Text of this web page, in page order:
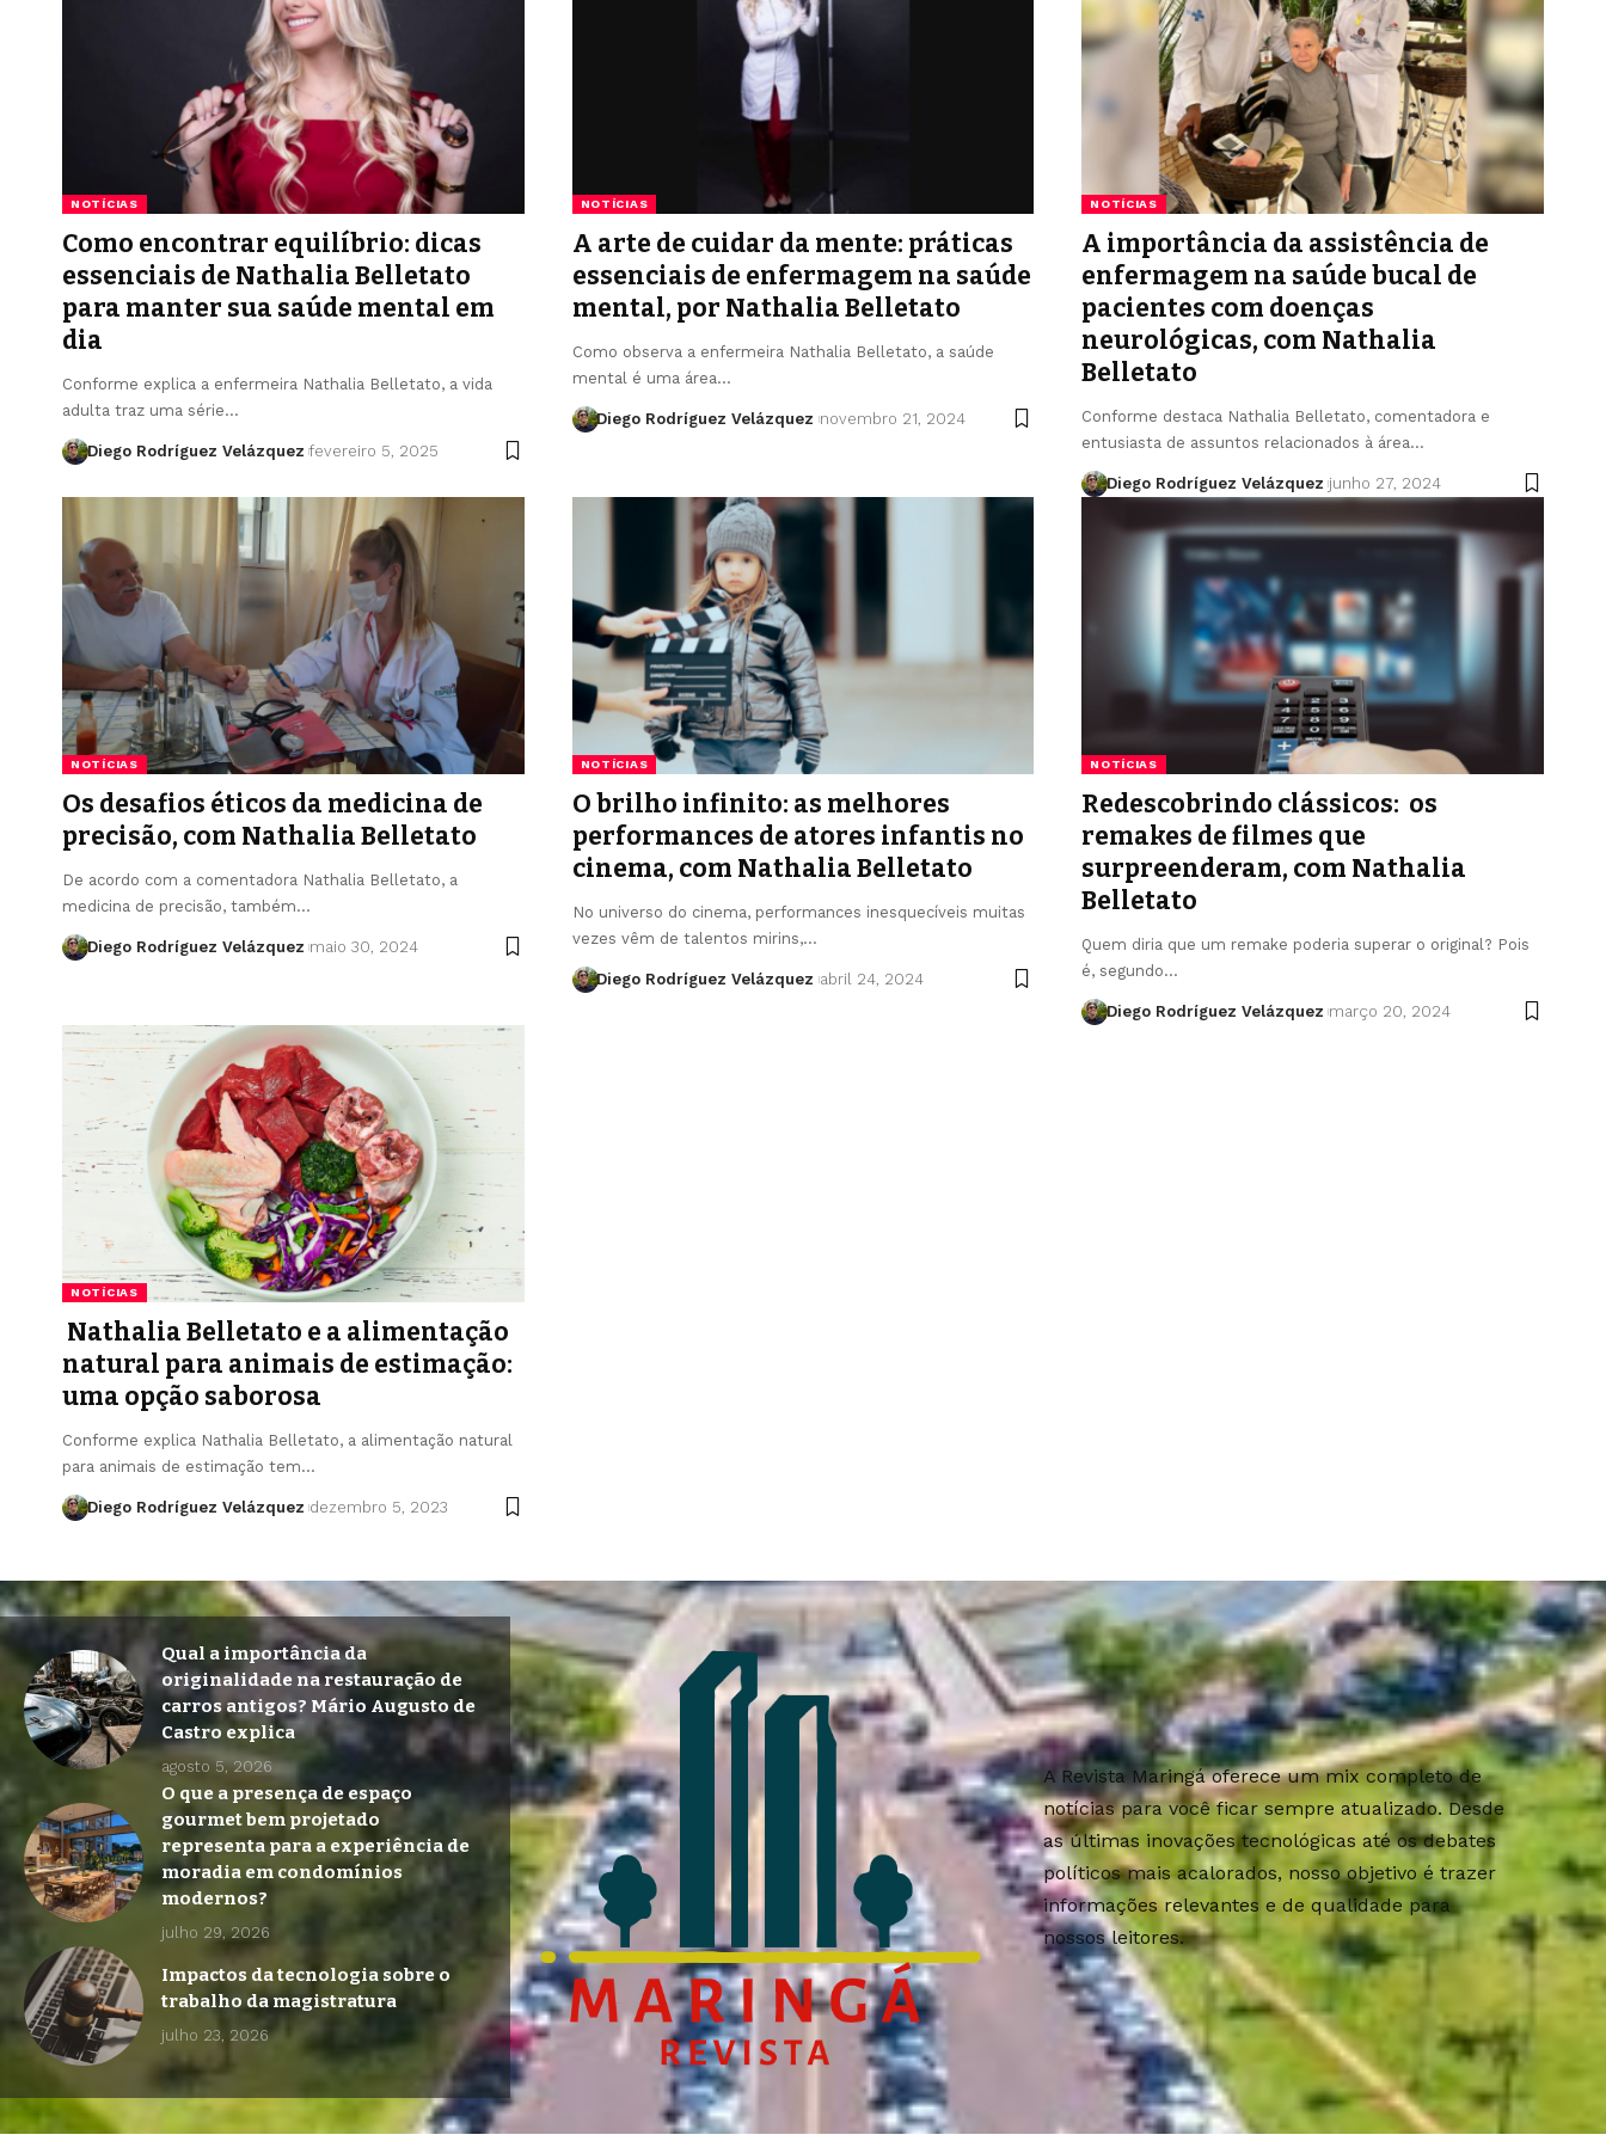
NOTÍCIAS
Como encontrar equilíbrio: dicas
essenciais de Nathalia Belletato
para manter sua saúde mental em
dia
Conforme explica a enfermeira Nathalia Belletato, a vida
adulta traz uma série…
Diego Rodríguez Velázquez fevereiro 5, 2025
NOTÍCIAS
A arte de cuidar da mente: práticas
essenciais de enfermagem na saúde
mental, por Nathalia Belletato
Como observa a enfermeira Nathalia Belletato, a saúde
mental é uma área…
Diego Rodríguez Velázquez novembro 21, 2024
NOTÍCIAS
A importância da assistência de
enfermagem na saúde bucal de
pacientes com doenças
neurológicas, com Nathalia
Belletato
Conforme destaca Nathalia Belletato, comentadora e
entusiasta de assuntos relacionados à área…
Diego Rodríguez Velázquez junho 27, 2024
NOTÍCIAS
Os desafios éticos da medicina de
precisão, com Nathalia Belletato
De acordo com a comentadora Nathalia Belletato, a
medicina de precisão, também…
Diego Rodríguez Velázquez maio 30, 2024
NOTÍCIAS
O brilho infinito: as melhores
performances de atores infantis no
cinema, com Nathalia Belletato
No universo do cinema, performances inesquecíveis muitas
vezes vêm de talentos mirins,…
Diego Rodríguez Velázquez abril 24, 2024
NOTÍCIAS
Redescobrindo clássicos: os
remakes de filmes que
surpreenderam, com Nathalia
Belletato
Quem diria que um remake poderia superar o original? Pois
é, segundo…
Diego Rodríguez Velázquez março 20, 2024
NOTÍCIAS
Nathalia Belletato e a alimentação
natural para animais de estimação:
uma opção saborosa
Conforme explica Nathalia Belletato, a alimentação natural
para animais de estimação tem…
Diego Rodríguez Velázquez dezembro 5, 2023
Qual a importância da
originalidade na restauração de
carros antigos? Mário Augusto de
Castro explica
agosto 5, 2026
O que a presença de espaço
gourmet bem projetado
representa para a experiência de
moradia em condomínios
modernos?
julho 29, 2026
Impactos da tecnologia sobre o
trabalho da magistratura
julho 23, 2026
A Revista Maringá oferece um mix completo de
notícias para você ficar sempre atualizado. Desde
as últimas inovações tecnológicas até os debates
políticos mais acalorados, nosso objetivo é trazer
informações relevantes e de qualidade para
nossos leitores.